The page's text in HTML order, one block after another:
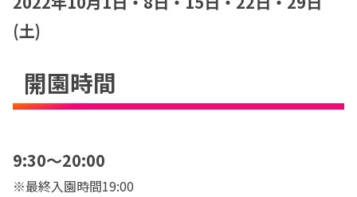
(土)
開園時間
9:30〜20:00
※最終入園時間19:00